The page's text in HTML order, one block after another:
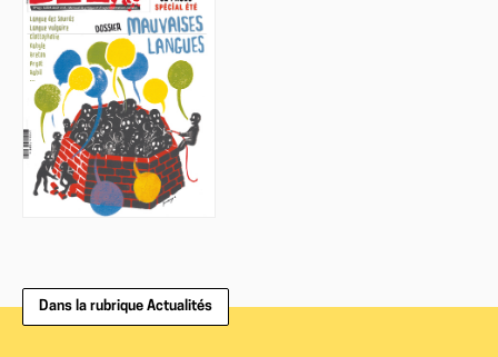
Dans la rubrique Actualités